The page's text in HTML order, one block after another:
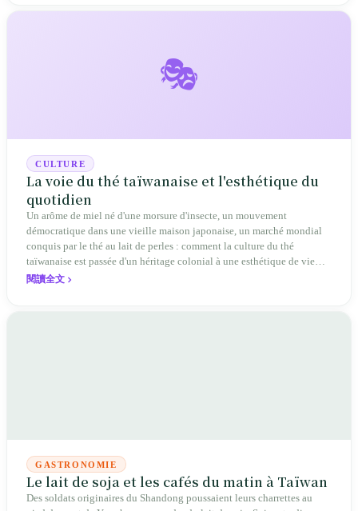
🎭
CULTURE
La voie du thé taïwanaise et l'esthétique du
quotidien
Un arôme de miel né d'une morsure d'insecte, un mouvement
démocratique dans une vieille maison japonaise, un marché mondial
conquis par le thé au lait de perles : comment la culture du thé
taïwanaise est passée d'un héritage colonial à une esthétique de vie
unique.
閱讀全文
GASTRONOMIE
Le lait de soja et les cafés du matin à Taïwan
Des soldats originaires du Shandong poussaient leurs charrettes au